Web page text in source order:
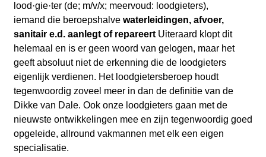
lood·gie·ter (de; m/v/x; meervoud: loodgieters),
iemand die beroepshalve waterleidingen, afvoer,
sanitair e.d. aanlegt of repareertUiteraard klopt dit
helemaal en is er geen woord van gelogen, maar het
geeftabsoluut niet de erkenning die de loodgieters
eigenlijk verdienen. Het loodgietersberoep houdt
tegenwoordig zoveel meer in dan de definitie van de
Dikke van Dale. Ook onze loodgieters gaan met de
nieuwste ontwikkelingen mee en zijn tegenwoordig goed
opgeleide, allround vakmannen met elk een eigen
specialisatie.